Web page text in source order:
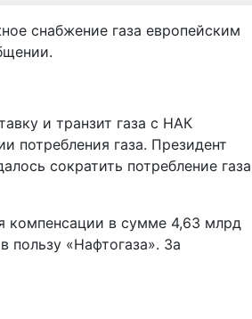
снабжение газа европейским
и транзит газа с НАК
потребления газа. Президент
сократить потребление газа
компенсации в сумме 4,63 млрд
пользу «Нафтогаза». За